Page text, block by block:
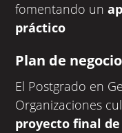
fomentando un
práctico
Plan de
El Postgrado en
Organizaciones
proyecto final